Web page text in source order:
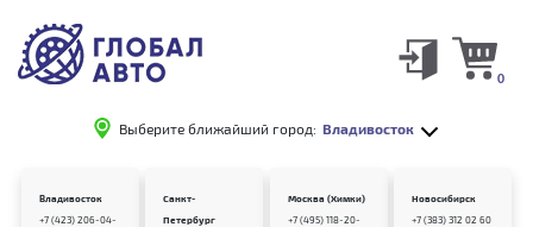
Выберите ближайший город: Владивосток
0
Владивосток
+7 (423) 206-04-
Санкт-
Петербург
Москва (Химки)
+7 (495) 118-20-
Новосибирск
+7 (383) 312 02 60